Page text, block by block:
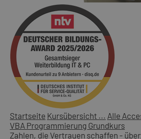
Startseite Kursübersicht ... Alle
VBA Programmierung Grundkurs
Zahlen, die Vertrauen schaffen -